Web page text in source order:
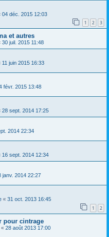
04 déc. 2015 12:03
1 2 3
et autres
30 juil. 2015 11:48
11 juin 2015 16:33
févr. 2015 13:48
28 sept. 2014 17:25
2014 22:34
16 sept. 2014 12:34
janv. 2014 22:27
« 31 oct. 2013 16:45
1 2
pour cintrage
« 28 août 2013 17:00